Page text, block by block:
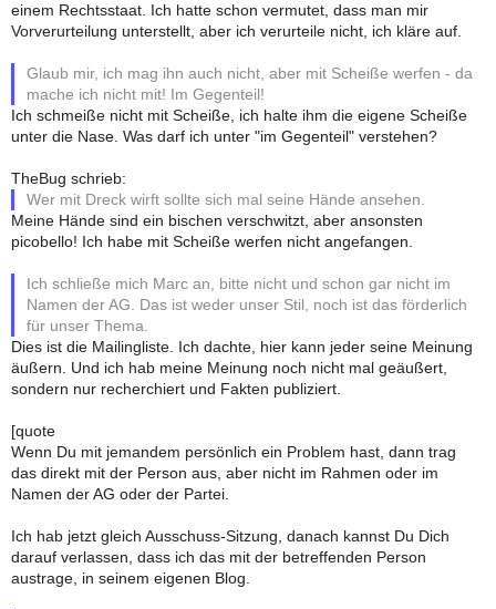
einem Rechtsstaat. Ich hatte schon vermutet, dass man mir
Vorverurteilung unterstellt, aber ich verurteile nicht, ich kläre auf.
Glaub mir, ich mag ihn auch nicht, aber mit Scheiße werfen - da
mache ich nicht mit! Im Gegenteil!
Ich schmeiße nicht mit Scheiße, ich halte ihm die eigene Scheiße
unter die Nase. Was darf ich unter "im Gegenteil" verstehen?
TheBug schrieb:
Wer mit Dreck wirft sollte sich mal seine Hände ansehen.
Meine Hände sind ein bischen verschwitzt, aber ansonsten
picobello! Ich habe mit Scheiße werfen nicht angefangen.
Ich schließe mich Marc an, bitte nicht und schon gar nicht im
Namen der AG. Das ist weder unser Stil, noch ist das förderlich
für unser Thema.
Dies ist die Mailingliste. Ich dachte, hier kann jeder seine Meinung
äußern. Und ich hab meine Meinung noch nicht mal geäußert,
sondern nur recherchiert und Fakten publiziert.
[quote
Wenn Du mit jemandem persönlich ein Problem hast, dann trag
das direkt mit der Person aus, aber nicht im Rahmen oder im
Namen der AG oder der Partei.
Ich hab jetzt gleich Ausschuss-Sitzung, danach kannst Du Dich
darauf verlassen, dass ich das mit der betreffenden Person
austrage, in seinem eigenen Blog.